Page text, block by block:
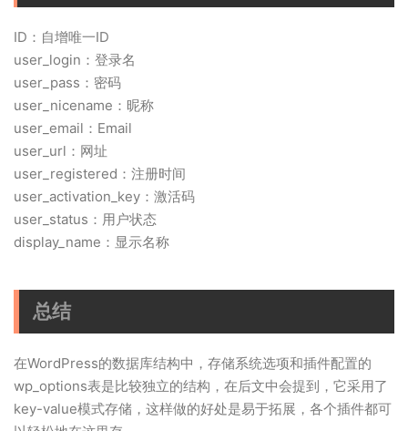
ID：自增唯一ID
user_login：登录名
user_pass：密码
user_nicename：昵称
user_email：Email
user_url：网址
user_registered：注册时间
user_activation_key：激活码
user_status：用户状态
display_name：显示名称
总结
在WordPress的数据库结构中，存储系统选项和插件配置的
wp_options表是比较独立的结构，在后文中会提到，它采用了
key-value模式存储，这样做的好处是易于拓展，各个插件都可